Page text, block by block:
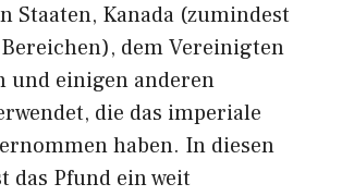
Staaten, Kanada (zumindest
dem Vereinigten
und einigen anderen
die das imperiale
haben. In diesen
das Pfund ein weit